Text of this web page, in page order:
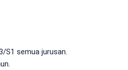
S1 semua jurusan.